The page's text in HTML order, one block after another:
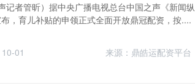
记者管昕）据中央广播电视总台中国之声《新闻纵
，育儿补贴的申领正式全面开放鼎冠配资，按....
01
来源：鼎皓运配资平台